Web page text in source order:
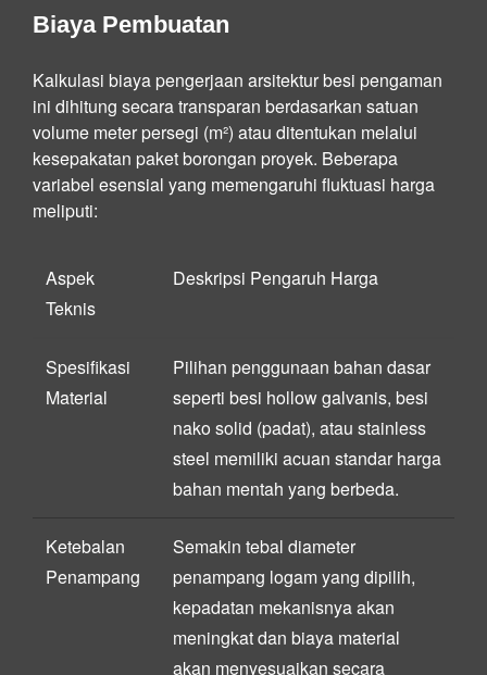
Biaya Pembuatan
Kalkulasi biaya pengerjaan arsitektur besi pengaman
ini dihitung secara transparan berdasarkan satuan
volume meter persegi (m²) atau ditentukan melalui
kesepakatan paket borongan proyek. Beberapa
variabel esensial yang memengaruhi fluktuasi harga
meliputi:
Aspek
Teknis
Deskripsi Pengaruh Harga
Spesifikasi
Material
Pilihan penggunaan bahan dasar
seperti besi hollow galvanis, besi
nako solid (padat), atau stainless
steel memiliki acuan standar harga
bahan mentah yang berbeda.
Ketebalan
Penampang
Semakin tebal diameter
penampang logam yang dipilih,
kepadatan mekanisnya akan
meningkat dan biaya material
akan menyesuaikan secara